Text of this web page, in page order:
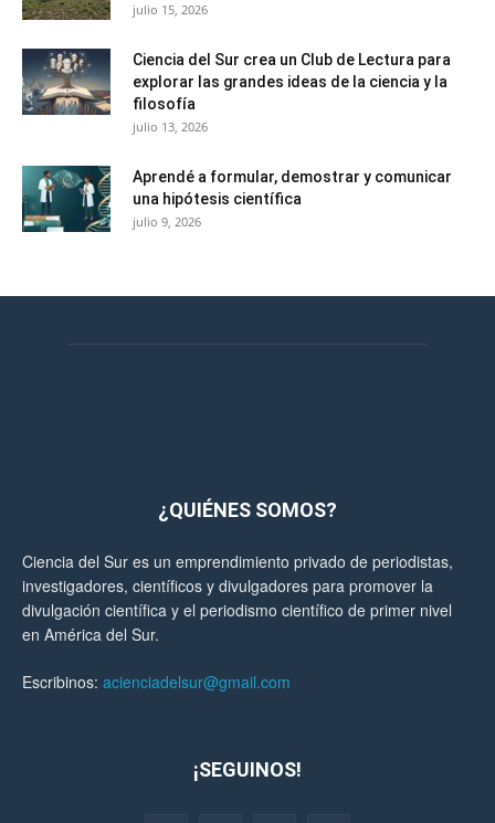
julio 15, 2026
Ciencia del Sur crea un Club de Lectura para
explorar las grandes ideas de la ciencia y la
filosofía
julio 13, 2026
Aprendé a formular, demostrar y comunicar
una hipótesis científica
julio 9, 2026
¿QUIÉNES SOMOS?
Ciencia del Sur es un emprendimiento privado de periodistas,
investigadores, científicos y divulgadores para promover la
divulgación científica y el periodismo científico de primer nivel
en América del Sur.
Escribinos: acienciadelsur@gmail.com
¡SEGUINOS!